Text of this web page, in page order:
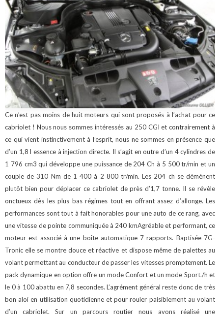
Ce n’est pas moins de huit moteurs qui sont proposés à l’achat pour ce
cabriolet ! Nous nous sommes intéressés au 250 CGI et contrairement à
ce qui vient instinctivement à l’esprit, nous ne sommes en présence que
d’un 1,8 l essence à injection directe. Il s’agit en outre d’un 4 cylindres de
1 796 cm3 qui développe une puissance de 204 Ch à 5 500 tr/min et un
couple de 310 Nm de 1 400 à 2 800 tr/min.Les 204 ch se démènent
plutôt bien pour déplacer ce cabriolet de près d’1,7 tonne. Il se révèle
onctueux dès les plus bas régimes tout en offrant assez d’allonge. Les
performances sont tout à fait honorables pour une auto de ce rang, avec
une vitesse de pointe communiquée à 240 kmAgréable et performant, ce
moteur est associé à une boîte automatique 7 rapports. Baptisée 7G-
Tronic elle se montre douce et réactive et dispose même de palettes au
volant permettant au conducteur de passer les vitesses promptement. Le
pack dynamique en option offre un mode Confort et un mode Sport./h et
le 0 à 100 abattu en 7,8 secondes.L’agrément général reste donc de très
bon aloi en utilisation quotidienne et pour rouler paisiblement au volant
d’un cabriolet.Sur un parcours routier nous avons réalisé une